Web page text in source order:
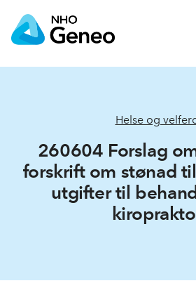
Helse og
260604 Forslag
forskrift om stønad
utgifter til